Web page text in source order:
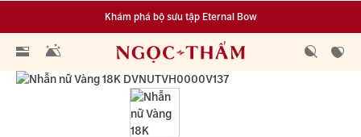
Khám phá bộ sưu tập Eternal Bow
Đa dạng lựa chọn tích luỹ từ 0.1 chỉ vàng 999.9